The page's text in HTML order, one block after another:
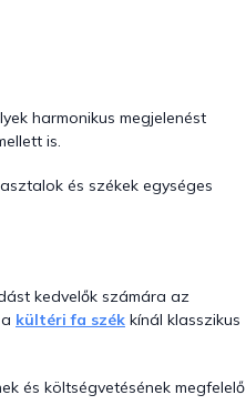
harmonikus megjelenést
is.
és székek egységes
kedvelők számára az
kültéri fa szék kínál klasszikus
és költségvetésének megfelelő